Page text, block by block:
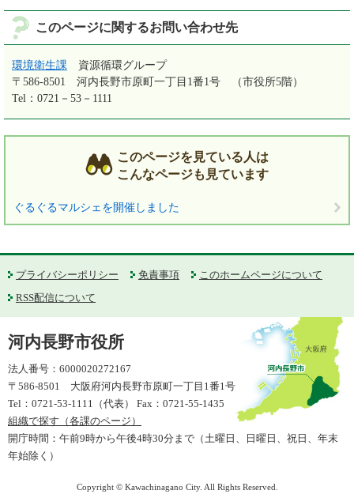
このページに関するお問い合わせ先
環境衛生課
資源循環グループ
〒586-8501
河内長野市原町一丁目1番1号 （市役所5階）
Tel：0721－53－1111
このページを見ている人は
こんなページも見ています
ぐるぐるマルシェを開催しました
プライバシーポリシー 免責事項
このホームページについて
RSS配信について
河内長野市役所
法人番号：6000020272167
〒586-8501 大阪府河内長野市原町一丁目1番1号
Tel：0721-53-1111（代表） Fax：0721-55-1435
組織で探す（各課のページ）
開庁時間：午前9時から午後4時30分まで（土曜日、日曜日、祝日、年末
年始除く）
Copyright © Kawachinagano City. All Rights Reserved.